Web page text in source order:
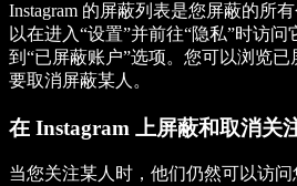
Instagram 的屏蔽列表是您屏蔽的所
以在进入“设置”并前往“隐私”时访
到“已屏蔽账户”选项。您可以浏览
要取消屏蔽某人。
在 Instagram 上屏蔽和取消关
当您关注某人时，他们仍然可以访